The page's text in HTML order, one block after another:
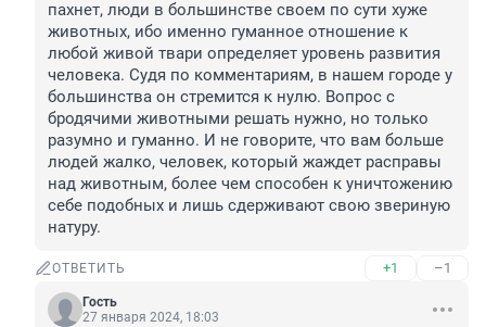
пахнет, люди в большинстве своем по сути хуже
животных, ибо именно гуманное отношение к
любой живой твари определяет уровень развития
человека. Судя по комментариям, в нашем городе у
большинства он стремится к нулю. Вопрос с
бродячими животными решать нужно, но только
разумно и гуманно. И не говорите, что вам больше
людей жалко, человек, который жаждет расправы
над животным, более чем способен к уничтожению
себе подобных и лишь сдерживают свою звериную
натуру.
ОТВЕТИТЬ +1 –1
Гость
27 января 2024, 18:03